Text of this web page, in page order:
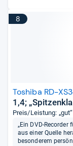
8
Toshiba RD-
1,4;
Preis/Leistung: „gut“
„Ein DVD-
aus einer Quelle
besonderem